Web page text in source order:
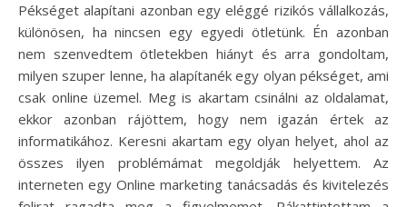
Pékséget alapítani azonban egy eléggé rizikós vállalkozás,
különösen, ha nincsen egy egyedi ötletünk. Én azonban
nem szenvedtem ötletekben hiányt és arra gondoltam,
milyen szuper lenne, ha alapítanék egy olyan pékséget, ami
csak online üzemel. Meg is akartam csinálni az oldalamat,
ekkor azonban rájöttem, hogy nem igazán értek az
informatikához. Keresni akartam egy olyan helyet, ahol az
összes ilyen problémámat megoldják helyettem. Az
interneten egy Online marketing tanácsadás és kivitelezés